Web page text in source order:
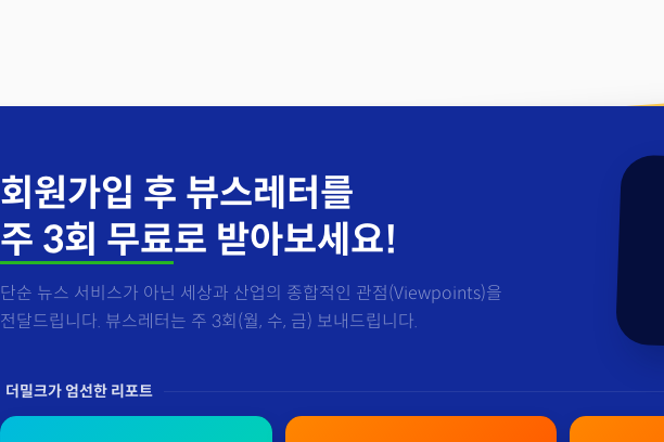
회원가입 후 뷰스레터를
주 3회 무료로 받아보세요!
단순 뉴스 서비스가 아닌 세상과 산업의 종합적인 관점(Viewpoints)을
전달드립니다. 뷰스레터는 주 3회(월, 수, 금) 보내드립니다.
더밀크가 엄선한 리포트